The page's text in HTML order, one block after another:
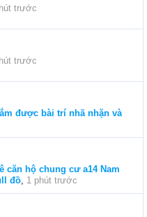
trước
trước
được bài trí nhã nhặn và
căn hộ chung cư a14 Nam
đồ, 1 phút trước